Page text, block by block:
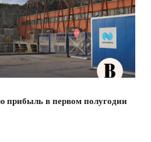
прибыль в первом полугодии